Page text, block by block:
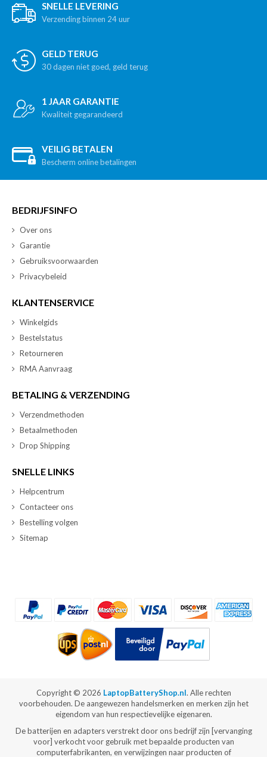
SNELLE LEVERING
Verzending binnen 24 uur
GELD TERUG
30 dagen niet goed, geld terug
1 JAAR GARANTIE
Kwaliteit gegarandeerd
VEILIG BETALEN
Bescherm online betalingen
BEDRIJFSINFO
Over ons
Garantie
Gebruiksvoorwaarden
Privacybeleid
KLANTENSERVICE
Winkelgids
Bestelstatus
Retourneren
RMA Aanvraag
BETALING & VERZENDING
Verzendmethoden
Betaalmethoden
Drop Shipping
SNELLE LINKS
Helpcentrum
Contacteer ons
Bestelling volgen
Sitemap
Copyright © 2026 LaptopBatteryShop.nl. Alle rechten
voorbehouden. De aangewezen handelsmerken en merken zijn het
eigendom van hun respectievelijke eigenaren.
De batterijen en adapters verstrekt door ons bedrijf zijn [vervanging
voor] verkocht voor gebruik met bepaalde producten van
computerfabrikanten, en verwijzingen naar producten of